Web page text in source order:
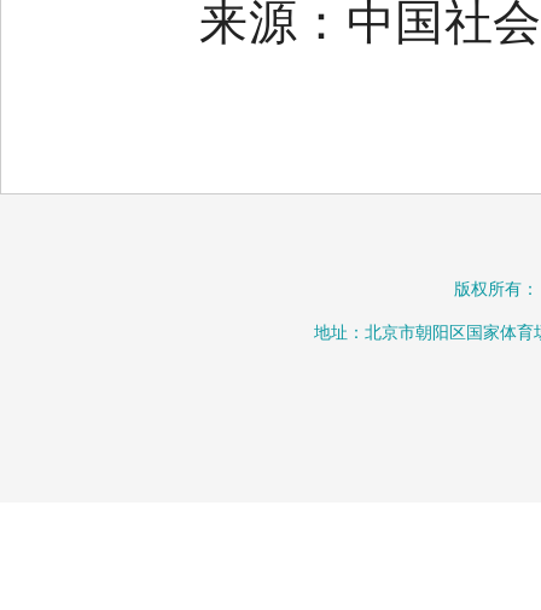
来源 ：中国社
版权所有
地址：北京市朝阳区国家体